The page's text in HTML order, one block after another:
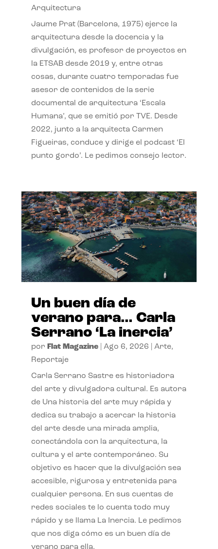
Arquitectura
Jaume Prat (Barcelona, 1975) ejerce la
arquitectura desde la docencia y la
divulgación, es profesor de proyectos en
la ETSAB desde 2019 y, entre otras
cosas, durante cuatro temporadas fue
asesor de contenidos de la serie
documental de arquitectura ‘Escala
Humana’, que se emitió por TVE. Desde
2022, junto a la arquitecta Carmen
Figueiras, conduce y dirige el podcast ‘El
punto gordo’. Le pedimos consejo lector.
Un buen día de
verano para… Carla
Serrano ‘La inercia’
por Flat Magazine| Ago 6, 2026 Arte,
Reportaje
Carla Serrano Sastre es historiadora
del arte y divulgadora cultural. Es autora
de Una historia del arte muy rápida y
dedica su trabajo a acercar la historia
del arte desde una mirada amplia,
conectándola con la arquitectura, la
cultura y el arte contemporáneo. Su
objetivo es hacer que la divulgación sea
accesible, rigurosa y entretenida para
cualquier persona. En sus cuentas de
redes sociales te lo cuenta todo muy
rápido y se llama La Inercia. Le pedimos
que nos diga cómo es un buen día de
verano para ella.